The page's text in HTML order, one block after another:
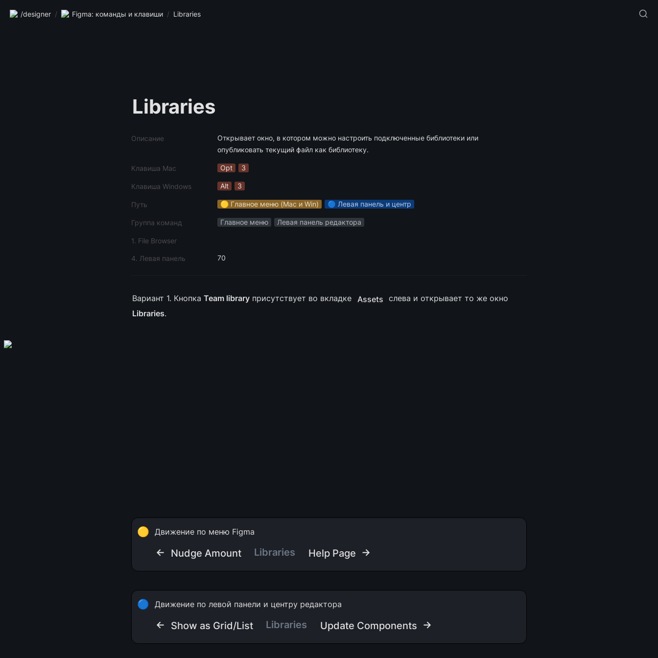
/designer / Figma: команды и клавиши / Libraries
Libraries
Описание
Открывает окно, в котором можно настроить подключенные библиотеки или
опубликовать текущий файл как библиотеку.
Клавиша Mac Opt 3
Клавиша Windows Alt 3
Путь 🟡 Главное меню (Mac и Win) 🔵 Левая панель и центр
Группа команд Главное меню Левая панель редактора
1. File Browser
4. Левая панель 70
Вариант 1. Кнопка Team library присутствует во вкладке Assets
Libraries.
🟡 Движение по меню Figma
← Nudge Amount Libraries Help Page →
🔵 Движение по левой панели и центру редактора
← Show as Grid/List Libraries Update Components →